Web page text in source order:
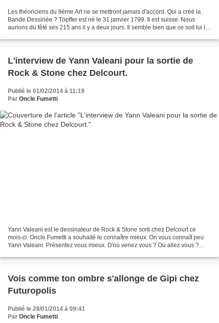
Les théoriciens du 9ème Art ne se mettront jamais d'accord. Qui a créé la
Bande Dessinée ? Töpffer est né le 31 janvier 1799. Il est suisse. Nous
aurions du fêté ses 215 ans il y a deux jours. Il semble bien que ce soit lui le
L'interview de Yann Valeani pour la sortie de
Rock & Stone chez Delcourt.
Publié le 01/02/2014 à 11:19
Par Oncle Fumetti
Yann Valeani est le dessinateur de Rock & Stone sorti chez Delcourt ce
mois-ci. Oncle Fumetti a souhaité le connaître mieux. On vous connaît peu
Yann Valeani. Présentez vous mieux. D'où venez vous ? Où allez vous ?
Vois comme ton ombre s'allonge de Gipi chez
Futuropolis
Publié le 28/01/2014 à 09:41
Par Oncle Fumetti